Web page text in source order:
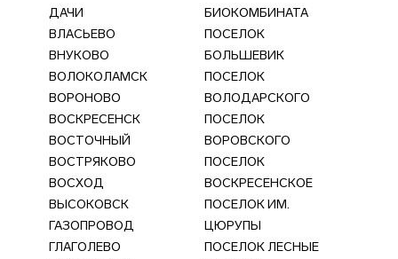
ДАЧИ
ВЛАСЬЕВО
ВНУКОВО
ВОЛОКОЛАМСК
ВОРОНОВО
ВОСКРЕСЕНСК
ВОСТОЧНЫЙ
ВОСТРЯКОВО
ВОСХОД
ВЫСОКОВСК
ГАЗОПРОВОД
ГЛАГОЛЕВО
БИОКОМБИНАТА
ПОСЕЛОК
БОЛЬШЕВИК
ПОСЕЛОК
ВОЛОДАРСКОГО
ПОСЕЛОК
ВОРОВСКОГО
ПОСЕЛОК
ВОСКРЕСЕНСКОЕ
ПОСЕЛОК ИМ.
ЦЮРУПЫ
ПОСЕЛОК ЛЕСНЫЕ